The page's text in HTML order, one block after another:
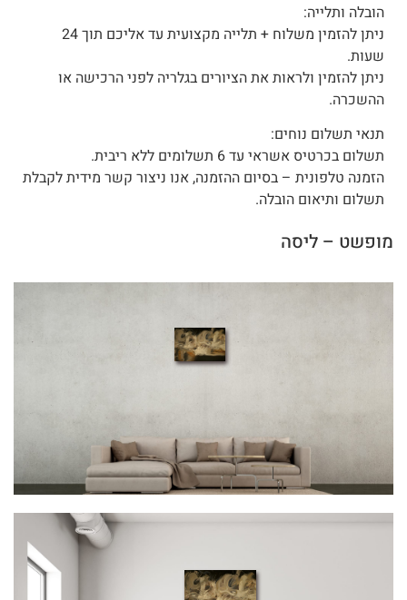
הובלה ותלייה:
ניתן להזמין משלוח + תלייה מקצועית עד אליכם תוך 24
שעות.
ניתן להזמין ולראות את הציורים בגלריה לפני הרכישה או
ההשכרה.
תנאי תשלום נוחים:
תשלום בכרטיס אשראי עד 6 תשלומים ללא ריבית.
הזמנה טלפונית – בסיום ההזמנה, אנו ניצור קשר מידית לקבלת
תשלום ותיאום הובלה.
מופשט – ליסה